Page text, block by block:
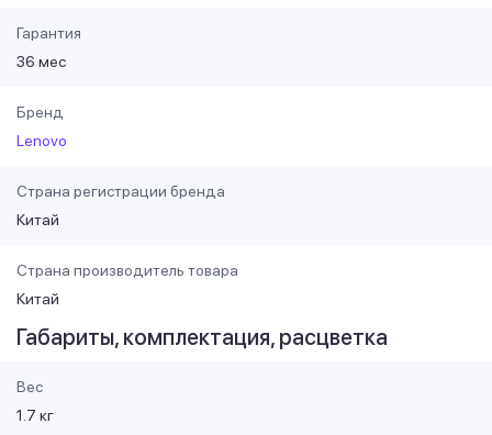
Гарантия
36 мес
Бренд
Lenovo
Страна регистрации бренда
Китай
Страна производитель товара
Китай
Габариты, комплектация, расцветка
Вес
1.7 кг